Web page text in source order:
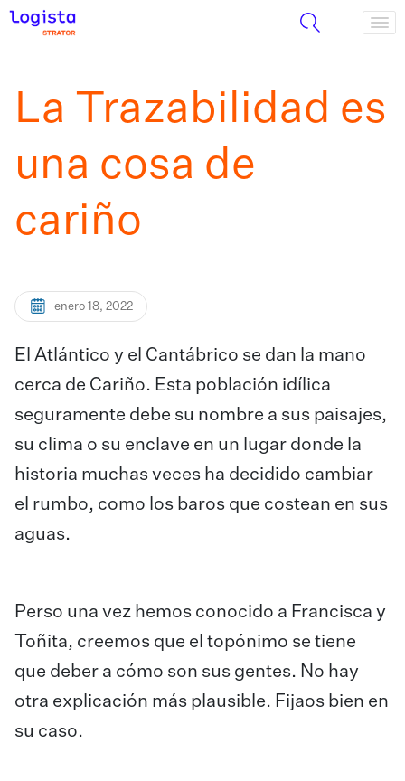
La Trazabilidad es
una cosa de
cariño
enero 18, 2022
El Atlántico y el Cantábrico se dan la mano
cerca de Cariño. Esta población idílica
seguramente debe su nombre a sus paisajes,
su clima o su enclave en un lugar donde la
historia muchas veces ha decidido cambiar
el rumbo, como los baros que costean en sus
aguas.
Perso una vez hemos conocido a Francisca y
Toñita, creemos que el topónimo se tiene
que deber a cómo son sus gentes. No hay
otra explicación más plausible. Fijaos bien en
su caso.